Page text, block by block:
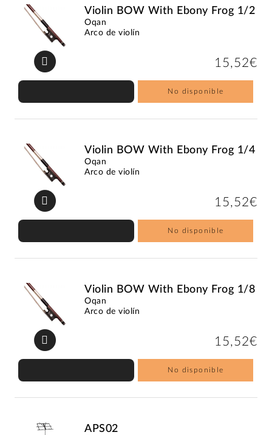
Violin BOW With Ebony Frog 1/2
Oqan
Arco de violín
15,52€
No disponible
Violin BOW With Ebony Frog 1/4
Oqan
Arco de violín
15,52€
No disponible
Violin BOW With Ebony Frog 1/8
Oqan
Arco de violín
15,52€
No disponible
APS02